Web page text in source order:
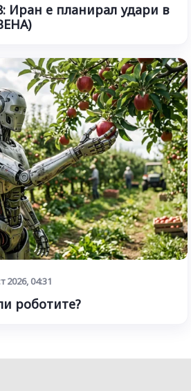
Иран е планирал удари в
2026, 04:31
роботите?